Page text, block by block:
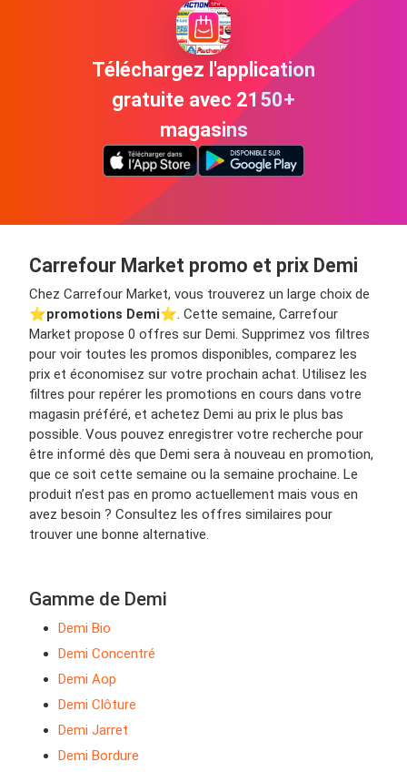
Téléchargez l'application
gratuite avec 2150+
magasins
Carrefour Market promo et prix Demi
Chez Carrefour Market, vous trouverez un large choix de
⭐️promotions Demi⭐️. Cette semaine, Carrefour
Market propose 0 offres sur Demi. Supprimez vos filtres
pour voir toutes les promos disponibles, comparez les
prix et économisez sur votre prochain achat. Utilisez les
filtres pour repérer les promotions en cours dans votre
magasin préféré, et achetez Demi au prix le plus bas
possible. Vous pouvez enregistrer votre recherche pour
être informé dès que Demi sera à nouveau en promotion,
que ce soit cette semaine ou la semaine prochaine. Le
produit n’est pas en promo actuellement mais vous en
avez besoin ? Consultez les offres similaires pour
trouver une bonne alternative.
Gamme de Demi
Demi Bio
Demi Concentré
Demi Aop
Demi Clôture
Demi Jarret
Demi Bordure